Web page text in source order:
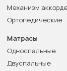
Механизм
Ортопедические
Матрасы
Односпальные
Двуспальные